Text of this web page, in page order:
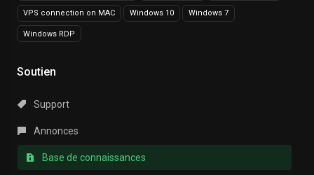
VPS connection on MAC Windows 10 Windows 7
Windows RDP
Soutien
Support
Annonces
Base de connaissances